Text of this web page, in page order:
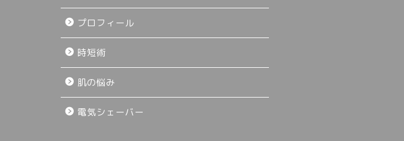
プロフィール
時短術
肌の悩み
電気シェーバー